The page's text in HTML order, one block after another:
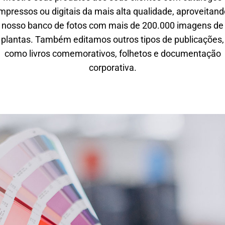
ou digitais da mais alta qualidade,
nosso banco de fotos com mais de 200.000 imagens de
plantas. Também editamos outros tipos de publicações,
como livros comemorativos, folhetos e documentação
corporativa.